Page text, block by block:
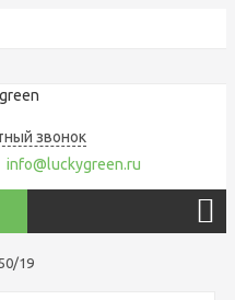
звонок
info@luckygreen.ru
19